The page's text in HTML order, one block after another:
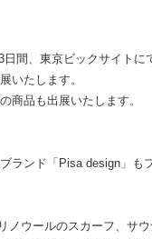
間、東京ビックサイトに
いたします。
商品も出展いたします。
ランド「Pisa design」も
ウールのスカーフ、サウ